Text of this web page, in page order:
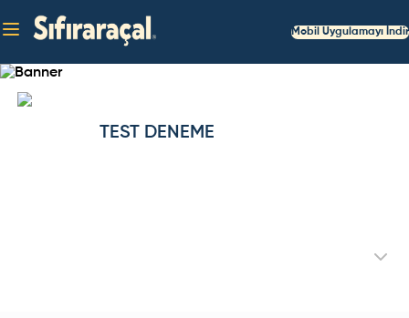
Mobil Uygulamayı İndir
TEST DENEME